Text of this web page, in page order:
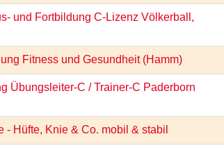
und Fortbildung C-Lizenz Völkerball,
Fitness und Gesundheit (Hamm)
Übungsleiter-C / Trainer-C Paderborn
- Hüfte, Knie & Co. mobil & stabil